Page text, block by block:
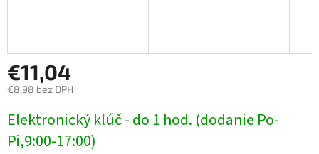
€11,04
€8,98 bez DPH
cena:
Elektronický kľúč - do 1 hod. (dodanie Po-
Pi,9:00-17:00)